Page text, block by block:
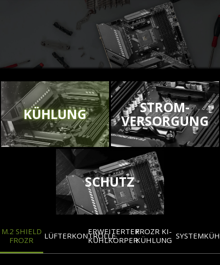
KÜHLUNG STROM-
VERSORGUNG
SCHUTZ
M.2 SHIELD
FROZR
LÜFTERKONTROLLE
ERWEITERTER
KÜHLKÖRPER
FROZR KI-
KÜHLUNG